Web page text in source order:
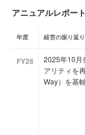
アニュアルレポー
年度 経営の振り返り
FY26
2025年10月
アリティを
Way）を基